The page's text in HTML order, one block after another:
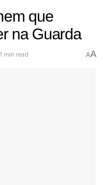
que
na Guarda
min read AA